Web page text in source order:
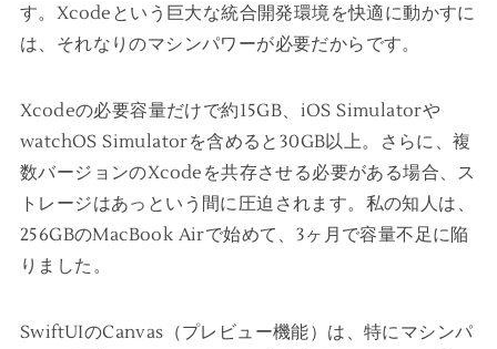
す。Xcodeという巨大な統合開発環境を快適に動かすに
は、それなりのマシンパワーが必要だからです。
Xcodeの必要容量だけで約15GB、iOS Simulatorや
watchOS Simulatorを含めると30GB以上。さらに、複
数バージョンのXcodeを共存させる必要がある場合、ス
トレージはあっという間に圧迫されます。私の知人は、
256GBのMacBook Airで始めて、3ヶ月で容量不足に陥
りました。
SwiftUIのCanvas（プレビュー機能）は、特にマシンパ